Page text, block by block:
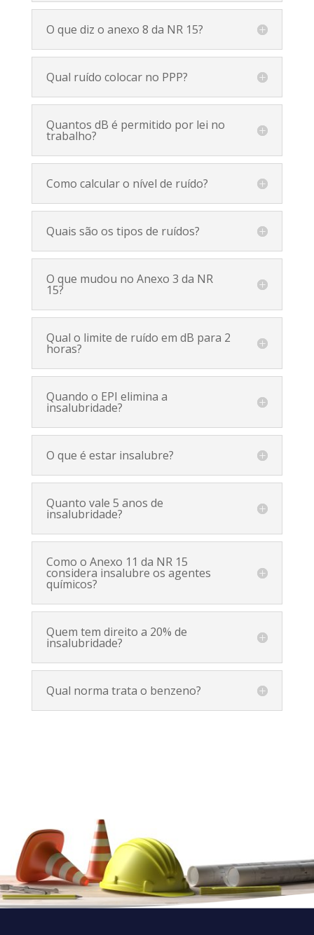
O que diz o anexo 8 da NR 15?
Qual ruído colocar no PPP?
Quantos dB é permitido por lei no
trabalho?
Como calcular o nível de ruído?
Quais são os tipos de ruídos?
O que mudou no Anexo 3 da NR
15?
Qual o limite de ruído em dB para 2
horas?
Quando o EPI elimina a
insalubridade?
O que é estar insalubre?
Quanto vale 5 anos de
insalubridade?
Como o Anexo 11 da NR 15
considera insalubre os agentes
químicos?
Quem tem direito a 20% de
insalubridade?
Qual norma trata o benzeno?